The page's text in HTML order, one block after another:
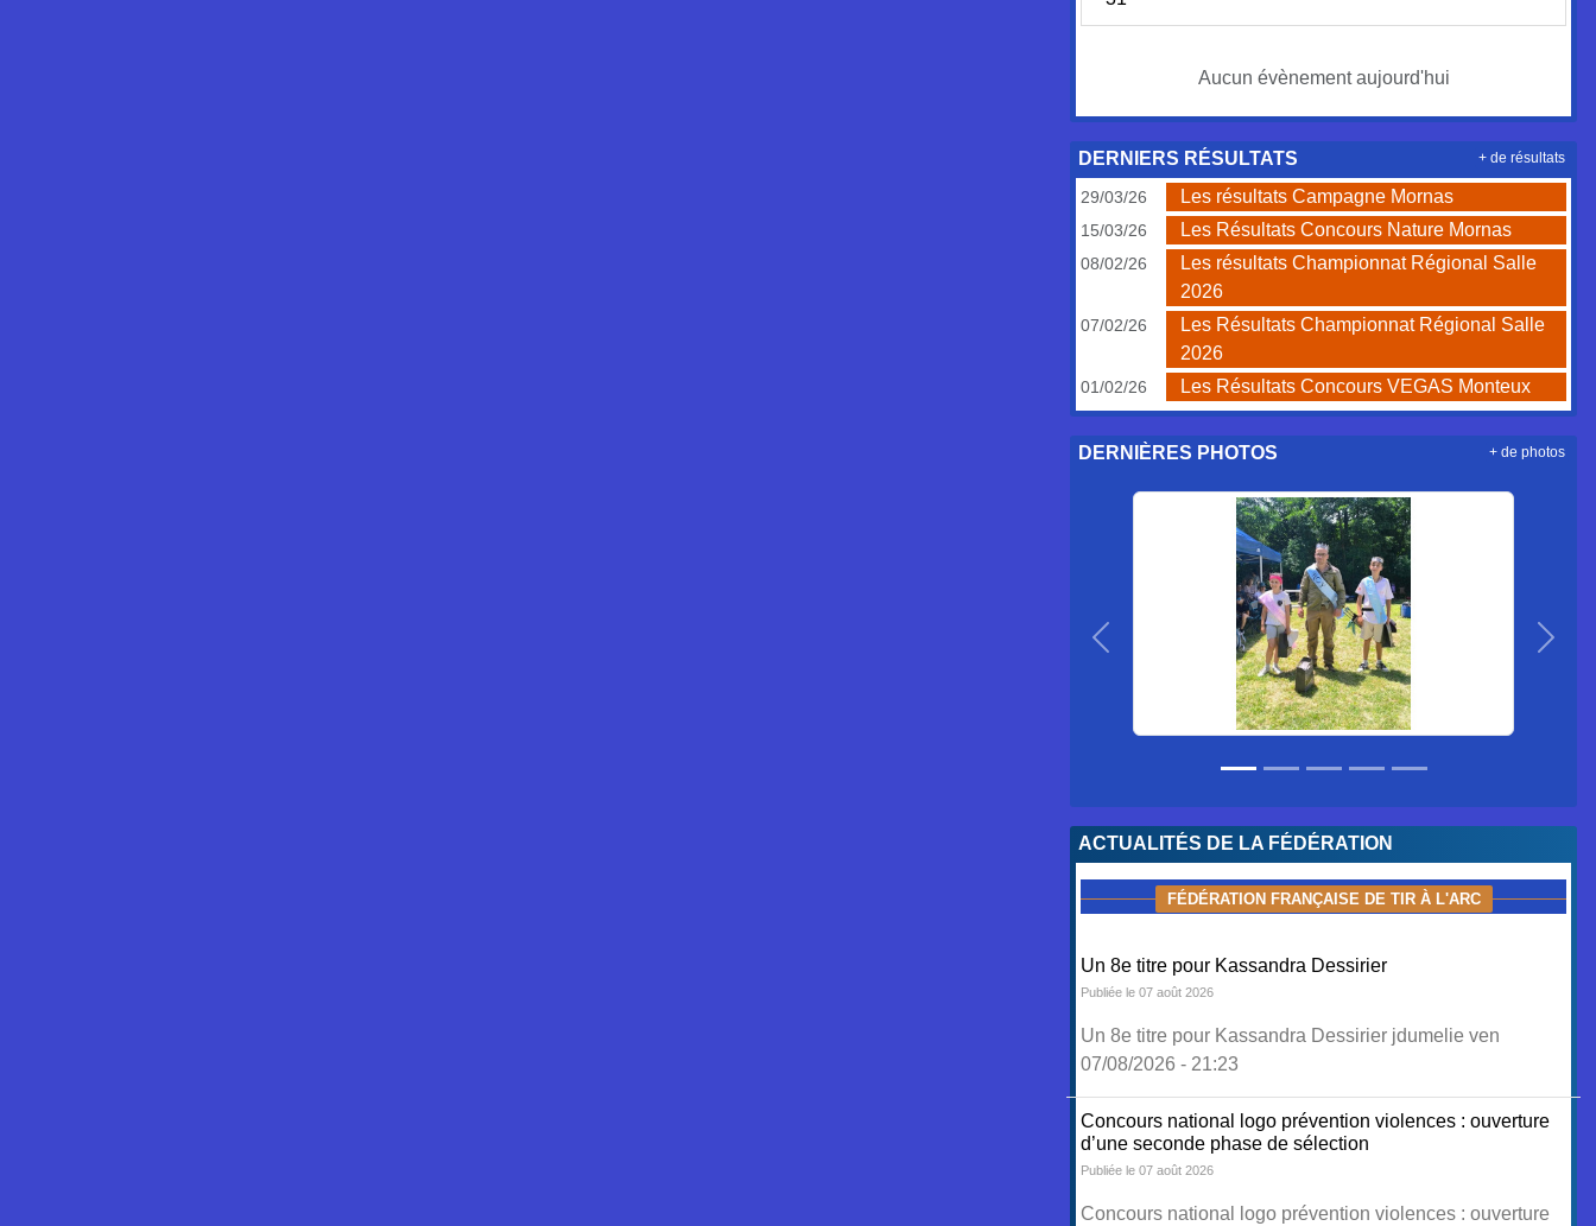
Aucun évènement aujourd'hui
DERNIERS RÉSULTATS
29/03/26 Les résultats Campagne Mornas
15/03/26 Les Résultats Concours Nature Mornas
08/02/26
Les résultats Championnat Régional Salle
2026
07/02/26
Les Résultats Championnat Régional Salle
2026
01/02/26 Les Résultats Concours VEGAS Monteux
+ de résultats
DERNIÈRES PHOTOS
Précedent
+ de photos
ACTUALITÉS DE LA FÉDÉRATION
FÉDÉRATION FRANÇAISE DE TIR À L'ARC
Un 8e titre pour Kassandra Dessirier
Publiée le 07 août 2026
Un 8e titre pour Kassandra Dessirier jdumelie ven
07/08/2026 - 21:23
Concours national logo prévention violences : ouverture
d’une seconde phase de sélection
Publiée le 07 août 2026
Concours national logo prévention violences : ouverture